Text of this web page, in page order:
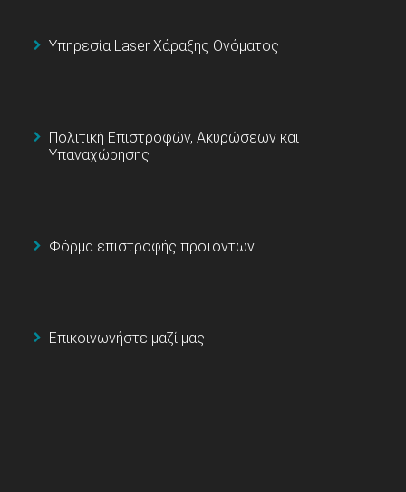
Υπηρεσία Laser Χάραξης Ονόματος
Πολιτική Επιστροφών, Ακυρώσεων και
Υπαναχώρησης
Φόρμα επιστροφής προϊόντων
Επικοινωνήστε μαζί μας